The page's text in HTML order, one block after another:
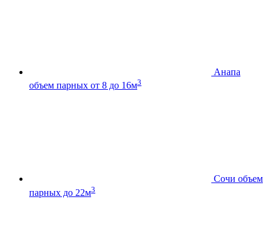
Анапа
объем парных от 8 до 16м3
Сочи объем
парных до 22м3